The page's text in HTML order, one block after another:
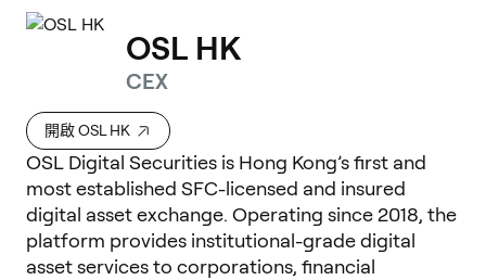
OSL HK
CEX
開啟 OSL HK
OSL Digital Securities is Hong Kong’s first and
most established SFC-licensed and insured
digital asset exchange. Operating since 2018, the
platform provides institutional-grade digital
asset services to corporations, financial